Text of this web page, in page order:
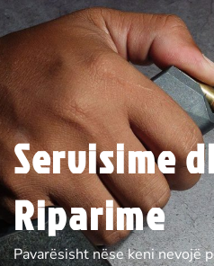
Servisime
Riparime
Pavarësisht nëse keni nevojë